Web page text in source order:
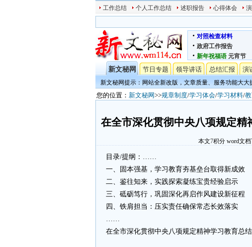
工作总结 个人工作总结 述职报告 心得体会
对照检查材料
政府工作报告
新年祝福语 元宵节
新文秘网 节日专题 领导讲话 总结汇报 演
新文秘网提示：网站全新改版，文章质量、服务功能大大
您的位置： 新文秘网>>规章制度/学习体会/学习材料/
在全市深化贯彻中央八项规定
本文7积分 word文
目录/提纲：……
一、固本强基，学习教育夯基垒台取得新成效
二、鉴往知来，实践探索凝练宝贵经验启示
三、砥砺笃行，巩固深化再启作风建设新征程
四、铁肩担当：压实责任确保常态长效落实
……
在全市深化贯彻中央八项规定精神学习教育总